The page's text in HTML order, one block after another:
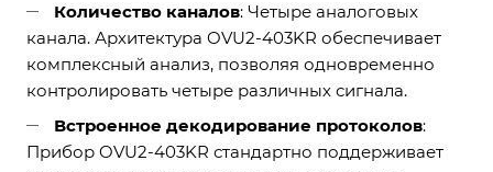
Количество каналов: Четыре аналоговых
канала. Архитектура OVU2-403KR обеспечивает
комплексный анализ, позволяя одновременно
контролировать четыре различных сигнала.
Встроенное декодирование протоколов:
Прибор OVU2-403KR стандартно поддерживает